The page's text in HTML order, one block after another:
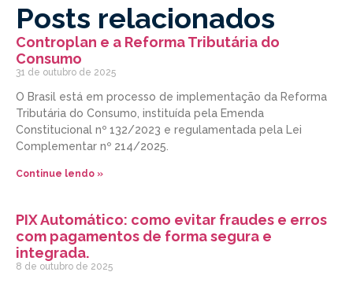
Posts relacionados
Controplan e a Reforma Tributária do
Consumo
31 de outubro de 2025
O Brasil está em processo de implementação da Reforma
Tributária do Consumo, instituída pela Emenda
Constitucional nº 132/2023 e regulamentada pela Lei
Complementar nº 214/2025.
Continue lendo »
PIX Automático: como evitar fraudes e erros
com pagamentos de forma segura e
integrada.
8 de outubro de 2025